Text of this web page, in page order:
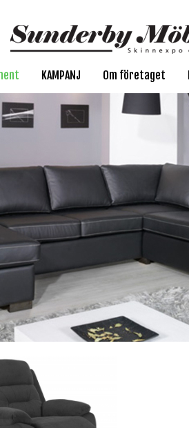
KAMPANJ Om företaget